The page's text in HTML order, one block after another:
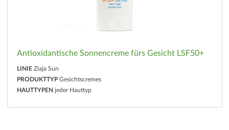
Antioxidantische Sonnencreme fürs Gesicht LSF50+
LINIE Ziaja Sun
PRODUKTTYP Gesichtscremes
HAUTTYPEN jeder Hauttyp